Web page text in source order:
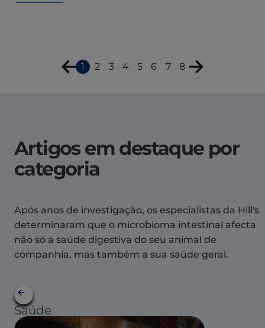
1 2 3 4 5 6 7 8
Artigos em destaque por
categoria
Após anos de investigação, os especialistas da Hill's
determinaram que o microbioma intestinal afecta
não só a saúde digestiva do seu animal de
companhia, mas também a sua saúde geral.
Saúde